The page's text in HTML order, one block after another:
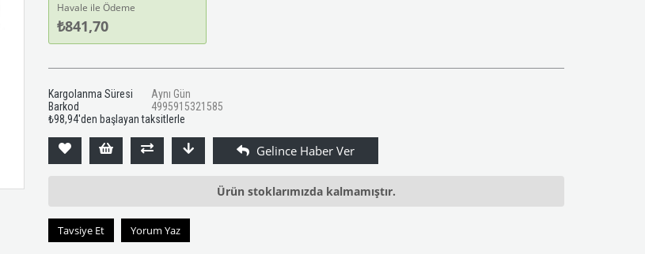
Havale ile Ödeme
₺841,70
Kargolanma Süresi
Aynı Gün
Barkod
4995915321585
₺98,94'den başlayan taksitlerle
Ürün stoklarımızda kalmamıştır.
Tavsiye Et Yorum Yaz